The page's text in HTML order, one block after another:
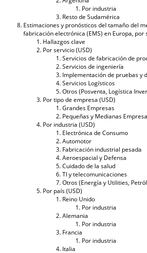
Por industria
Resto de Sudamérica
Estimaciones y pronósticos del tamaño del
fabricación electrónica (EMS) en Europa, por
Hallazgos clave
Por servicio (USD)
Servicios de fabricación de
Servicios de ingeniería
Implementación de pruebas y
Servicios Logísticos
Otros (Posventa, Logística
Por tipo de empresa (USD)
Grandes Empresas
Pequeñas y Medianas
Por industria (USD)
Electrónica de Consumo
Automotor
Fabricación industrial pesada
Aeroespacial y Defensa
Cuidado de la salud
TI y telecomunicaciones
Otros (Energía y Utilities,
Por país (USD)
Reino Unido
Por industria
Alemania
Por industria
Francia
Por industria
Italia